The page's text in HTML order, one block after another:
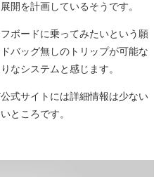
開を計画しているそうです。
ボードに乗ってみたいという願
バッグ無しのトリップが可能な
なシステムと感じます。
式サイトには詳細情報は少ない
ところです。